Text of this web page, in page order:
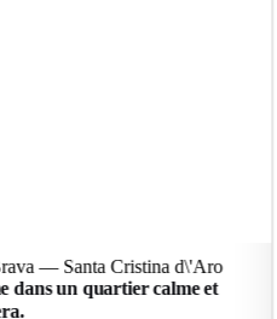
— Santa Cristina d\'Aro
dans un quartier calme et